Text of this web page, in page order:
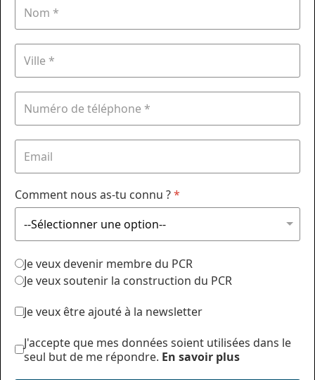
Comment nous as-tu connu ?*
Je veux devenir membre du PCR
Je veux soutenir la construction du PCR
Je veux être ajouté à la newsletter
J'accepte que mes données soient utilisées dans le
seul but de me répondre. En savoir plus